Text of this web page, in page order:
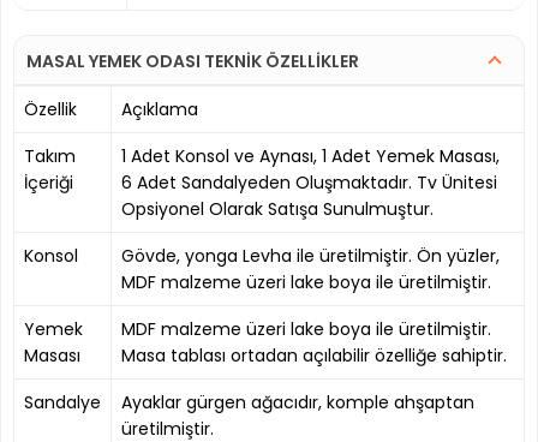
MASAL YEMEK ODASI TEKNİK ÖZELLİKLER
Özellik
Açıklama
Takım
İçeriği
1 Adet Konsol ve Aynası, 1 Adet Yemek Masası,
6 Adet Sandalyeden Oluşmaktadır. Tv Ünitesi
Opsiyonel Olarak Satışa Sunulmuştur.
Konsol
Gövde, yonga Levha ile üretilmiştir. Ön yüzler,
MDF malzeme üzeri lake boya ile üretilmiştir.
Yemek
Masası
MDF malzeme üzeri lake boya ile üretilmiştir.
Masa tablası ortadan açılabilir özelliğe sahiptir.
Sandalye
Ayaklar gürgen ağacıdır, komple ahşaptan
üretilmiştir.